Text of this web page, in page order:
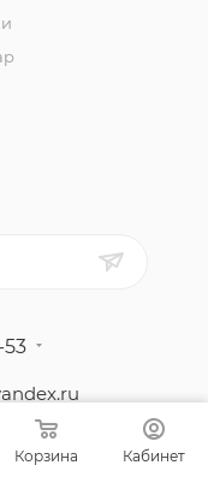
119, стр. 1
Корзина Кабинет